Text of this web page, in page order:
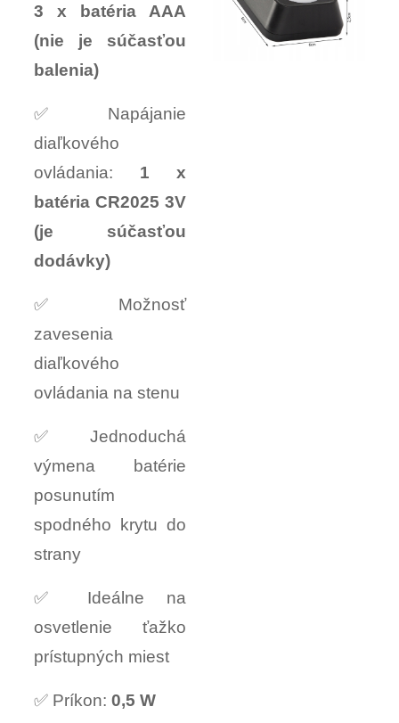
3 x batéria AAA
(nie je súčasťou
balenia)
✅ Napájanie
diaľkového
ovládania: 1 x
batéria CR2025 3V
(je súčasťou
dodávky)
✅ Možnosť
zavesenia
diaľkového
ovládania na stenu
✅ Jednoduchá
výmena batérie
posunutím
spodného krytu do
strany
✅ Ideálne na
osvetlenie ťažko
prístupných miest
✅ Príkon: 0,5 W